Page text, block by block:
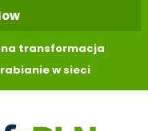
transformacja
w sieci